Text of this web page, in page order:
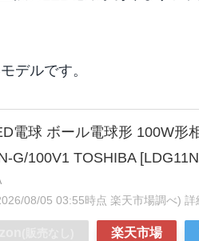
デルです。
電球 ボール電球形 100W形
G/100V1 TOSHIBA
08/05 03:55時点 楽天市場調べ) 詳
楽天市場